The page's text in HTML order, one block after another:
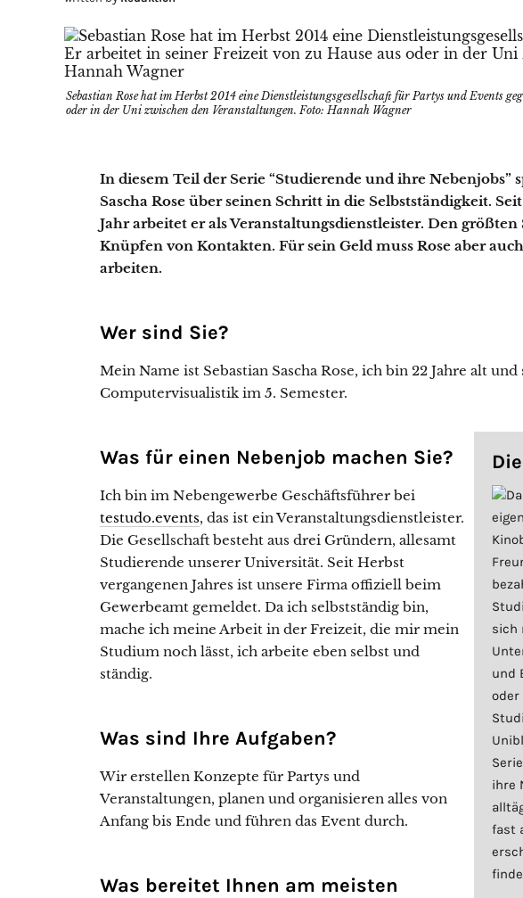
Sebastian Rose hat im Herbst 2014 eine Dienstleistungsgesellschaft für Partys und Events
oder in der Uni zwischen den Veranstaltungen. Foto: Hannah Wagner
In diesem Teil der Serie “Studierende und ihre Nebenjobs”
Sascha Rose über seinen Schritt in die Selbstständigkeit.
Jahr arbeitet er als Veranstaltungsdienstleister. Den
Knüpfen von Kontakten. Für sein Geld muss Rose aber
arbeiten.
Wer sind Sie?
Mein Name ist Sebastian Sascha Rose, ich bin 22 Jahre alt
Computervisualistik im 5. Semester.
sich
und
oder
ihre
fast
Was für einen Nebenjob machen Sie?
Ich bin im Nebengewerbe Geschäftsführer bei
testudo.events, das ist ein Veranstaltungsdienstleister.
Die Gesellschaft besteht aus drei Gründern, allesamt
Studierende unserer Universität. Seit Herbst
vergangenen Jahres ist unsere Firma offiziell beim
Gewerbeamt gemeldet. Da ich selbstständig bin,
mache ich meine Arbeit in der Freizeit, die mir mein
Studium noch lässt, ich arbeite eben selbst und
ständig.
Was sind Ihre Aufgaben?
Wir erstellen Konzepte für Partys und
Veranstaltungen, planen und organisieren alles von
Anfang bis Ende und führen das Event durch.
Was bereitet Ihnen am meisten